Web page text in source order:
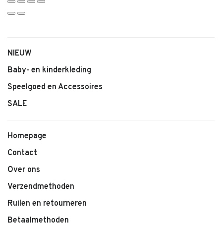
NIEUW
Baby- en kinderkleding
Speelgoed en Accessoires
SALE
Homepage
Contact
Over ons
Verzendmethoden
Ruilen en retourneren
Betaalmethoden